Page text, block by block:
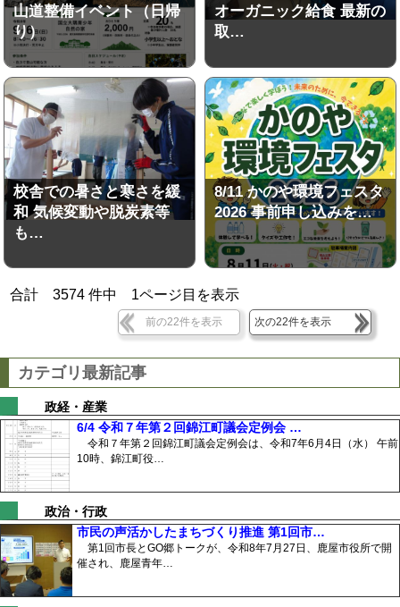
山道整備イベント（日帰
り）
オーガニック給食 最新の
取…
校舎での暑さと寒さを緩
和 気候変動や脱炭素等
も…
8/11 かのや環境フェスタ
2026 事前申し込みを…
合計3574 件中 1ページ目を表示
前の22件を表示 次の22件を表示
カテゴリ最新記事
政経・産業
6/4 令和７年第２回錦江町議会定例会 …
令和７年第２回錦江町議会定例会は、令和7年6月4日（水） 午前
10時、錦江町役…
政治・行政
市民の声活かしたまちづくり推進 第1回市…
第1回市長とGO郷トークが、令和8年7月27日、鹿屋市役所で開
催され、鹿屋青年…